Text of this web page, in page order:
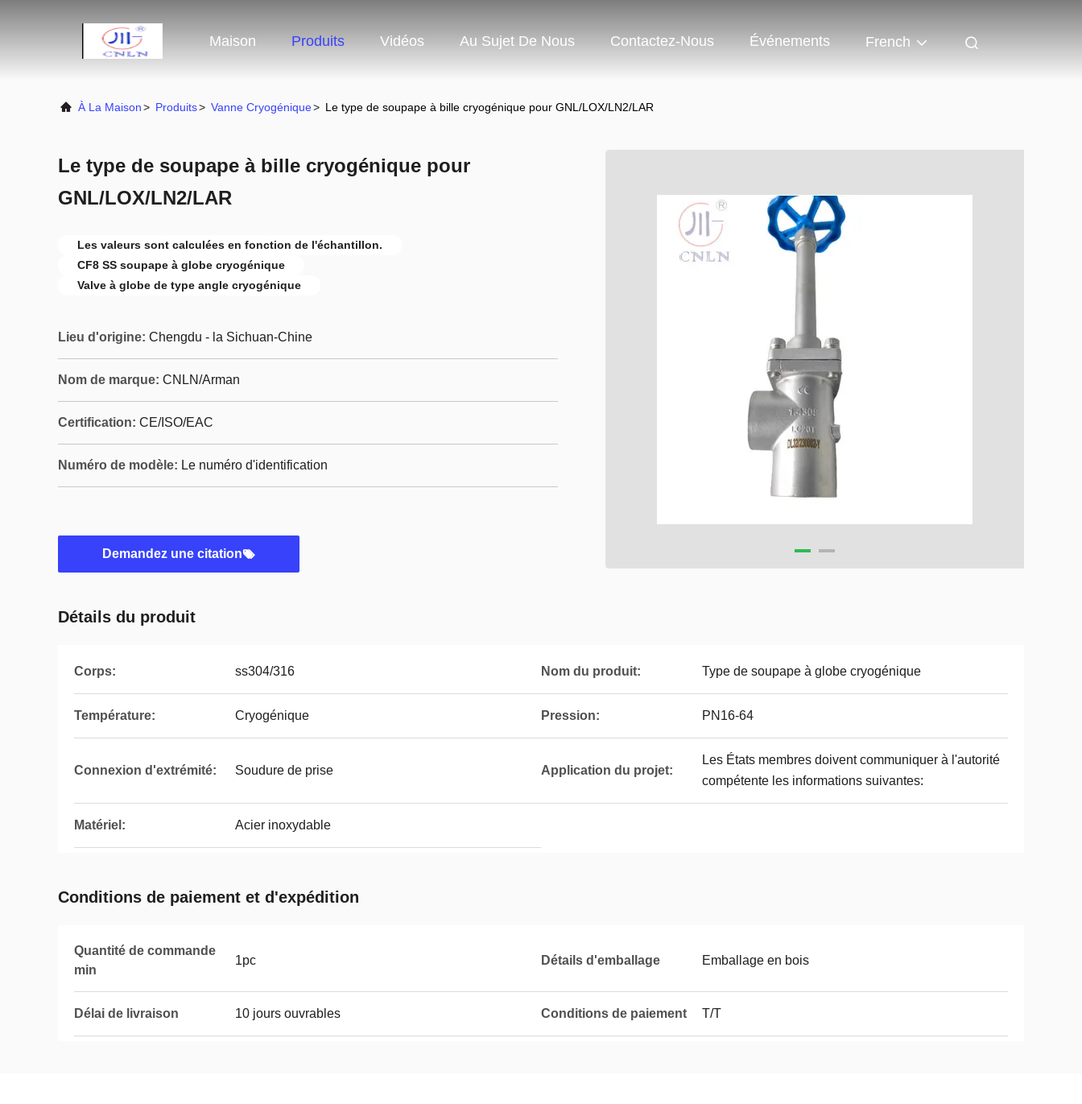
Maison Produits Vidéos Au Sujet De Nous Contactez-Nous Événements French
À La Maison> Produits> Vanne Cryogénique> Le type de soupape à bille cryogénique pour GNL/LOX/LN2/LAR
Le type de soupape à bille cryogénique pour
GNL/LOX/LN2/LAR
Les valeurs sont calculées en fonction de l'échantillon.
CF8 SS soupape à globe cryogénique
Valve à globe de type angle cryogénique
Lieu d'origine: Chengdu - la Sichuan-Chine
Nom de marque: CNLN/Arman
Certification: CE/ISO/EAC
Numéro de modèle: Le numéro d'identification
Demandez une citation
Détails du produit
Corps: ss304/316 Nom du produit: Type de soupape à globe cryogénique
Température: Cryogénique Pression: PN16-64
Connexion d'extrémité: Soudure de prise Application du projet:
Les États membres doivent communiquer à l'autorité
compétente les informations suivantes:
Matériel: Acier inoxydable
Conditions de paiement et d'expédition
Quantité de commande
min
1pc Détails d'emballage Emballage en bois
Délai de livraison 10 jours ouvrables Conditions de paiement T/T